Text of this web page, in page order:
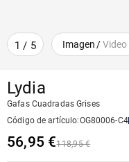
1 / 5 Imagen /Video
Lydia
Gafas Cuadradas Grises
Código de artículo:OG80006-C4
56,95 €118,95 €